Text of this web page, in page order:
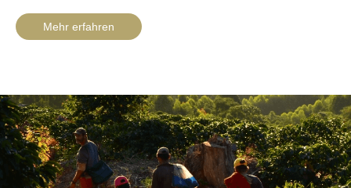
Mehr erfahren